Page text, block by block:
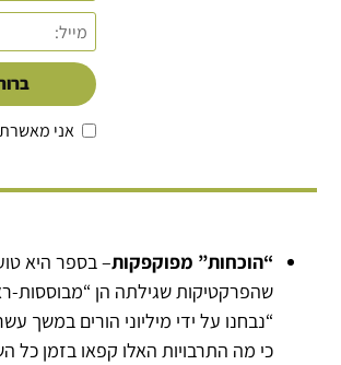
אני
“הוכחות” מפוקפקות– בספר היא
שהפרקטיקות שגילתה הן “מבוססות-
“נבחנו על ידי מיליוני הורים במשך
כי מה התרבויות האלו קפאו בזמן כל